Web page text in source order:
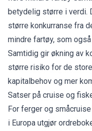
betydelig større i verdi.
større konkurranse fra
mindre fartøy, som
Samtidig gir økning av
større risiko for de
kapitalbehov og mer
Satser på cruise og
For ferger og
i Europa utgjør